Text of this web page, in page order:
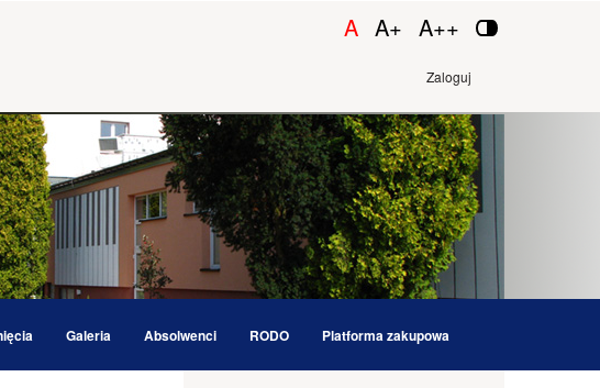
A A+ A++
Zaloguj
Galeria Absolwenci RODO Platforma zakupowa